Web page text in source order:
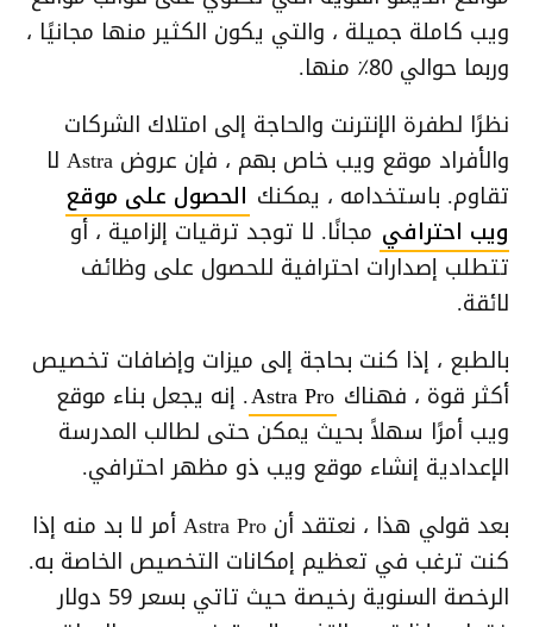
ويب كاملة جميلة ، والتي يكون الكثير منها مجانيًا ،
وربما حوالي 80٪ منها.
نظرًا لطفرة الإنترنت والحاجة إلى امتلاك الشركات
والأفراد موقع ويب خاص بهم ، فإن عروض Astra لا
تقاوم. باستخدامه ، يمكنك الحصول على موقع
ويب احترافي مجانًا. لا توجد ترقيات إلزامية ، أو
تتطلب إصدارات احترافية للحصول على وظائف
لائقة.
بالطبع ، إذا كنت بحاجة إلى ميزات وإضافات تخصيص
أكثر قوة ، فهناك Astra Pro. إنه يجعل بناء موقع
ويب أمرًا سهلاً بحيث يمكن حتى لطالب المدرسة
الإعدادية إنشاء موقع ويب ذو مظهر احترافي.
بعد قولي هذا ، نعتقد أن Astra Pro أمر لا بد منه إذا
كنت ترغب في تعظيم إمكانات التخصيص الخاصة به.
الرخصة السنوية رخيصة حيث تاتي بسعر 59 دولار